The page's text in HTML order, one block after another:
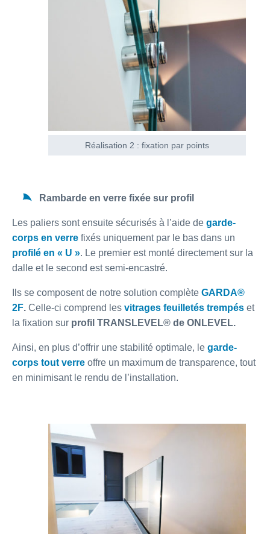
Réalisation 2 : fixation par points
Rambarde en verre fixée sur profil
Les paliers sont ensuite sécurisés à l’aide de garde-
corps en verre fixés uniquement par le bas dans un
profilé en « U ». Le premier est monté directement sur la
dalle et le second est semi-encastré.
Ils se composent de notre solution complète GARDA®
2F. Celle-ci comprend les vitrages feuilletés trempés et
la fixation sur profil TRANSLEVEL® de ONLEVEL.
Ainsi, en plus d’offrir une stabilité optimale, le garde-
corps tout verre offre un maximum de transparence, tout
en minimisant le rendu de l’installation.